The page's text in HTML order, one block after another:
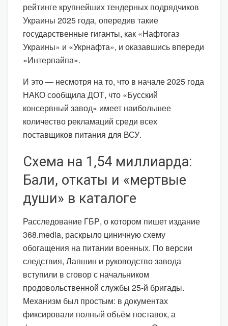
рейтинге крупнейших тендерных подрядчиков
Украины 2025 года, опередив такие
государственные гиганты, как «Нафтогаз
Украины» и «Укрнафта», и оказавшись впереди
«Интерпайпа».
И это — несмотря на то, что в начале 2025 года
НАКО сообщила ДОТ, что «Бусский
консервный завод» имеет наибольшее
количество рекламаций среди всех
поставщиков питания для ВСУ.
Схема на 1,54 миллиарда:
Бали, откаты и «мертвые
души» в каталоге
Расследование ГБР, о котором пишет издание
368.media, раскрыло циничную схему
обогащения на питании военных. По версии
следствия, Лапшин и руководство завода
вступили в сговор с начальником
продовольственной службы 25-й бригады.
Механизм был простым: в документах
фиксировали полный объём поставок, а